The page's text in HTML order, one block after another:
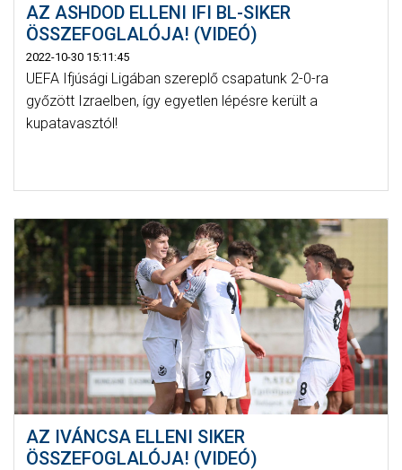
AZ ASHDOD ELLENI IFI BL-SIKER
ÖSSZEFOGLALÓJA! (VIDEÓ)
2022-10-30 15:11:45
UEFA Ifjúsági Ligában szereplő csapatunk 2-0-ra
győzött Izraelben, így egyetlen lépésre került a
kupatavasztól!
AZ IVÁNCSA ELLENI SIKER
ÖSSZEFOGLALÓJA! (VIDEÓ)